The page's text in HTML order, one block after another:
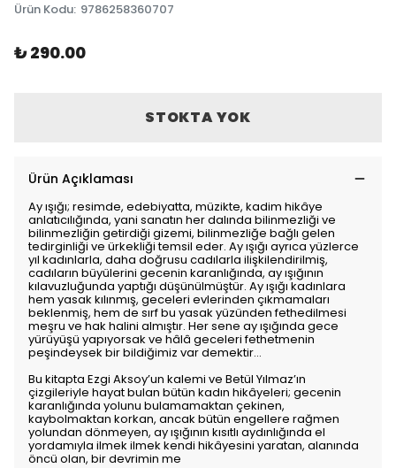
Ürün Kodu: 9786258360707
₺ 290.00
STOKTA YOK
Ürün Açıklaması
Ay ışığı; resimde, edebiyatta, müzikte, kadim hikâye
anlatıcılığında, yani sanatın her dalında bilinmezliği ve
bilinmezliğin getirdiği gizemi, bilinmezliğe bağlı gelen
tedirginliği ve ürkekliği temsil eder. Ay ışığı ayrıca yüzlerce
yıl kadınlarla, daha doğrusu cadılarla ilişkilendirilmiş,
cadıların büyülerini gecenin karanlığında, ay ışığının
kılavuzluğunda yaptığı düşünülmüştür. Ay ışığı kadınlara
hem yasak kılınmış, geceleri evlerinden çıkmamaları
beklenmiş, hem de sırf bu yasak yüzünden fethedilmesi
meşru ve hak halini almıştır. Her sene ay ışığında gece
yürüyüşü yapıyorsak ve hâlâ geceleri fethetmenin
peşindeysek bir bildiğimiz var demektir…
Bu kitapta Ezgi Aksoy’un kalemi ve Betül Yılmaz’ın
çizgileriyle hayat bulan bütün kadın hikâyeleri; gecenin
karanlığında yolunu bulamamaktan çekinen,
kaybolmaktan korkan, ancak bütün engellere rağmen
yolundan dönmeyen, ay ışığının kısıtlı aydınlığında el
yordamıyla ilmek ilmek kendi hikâyesini yaratan, alanında
öncü olan, bir devrimin me